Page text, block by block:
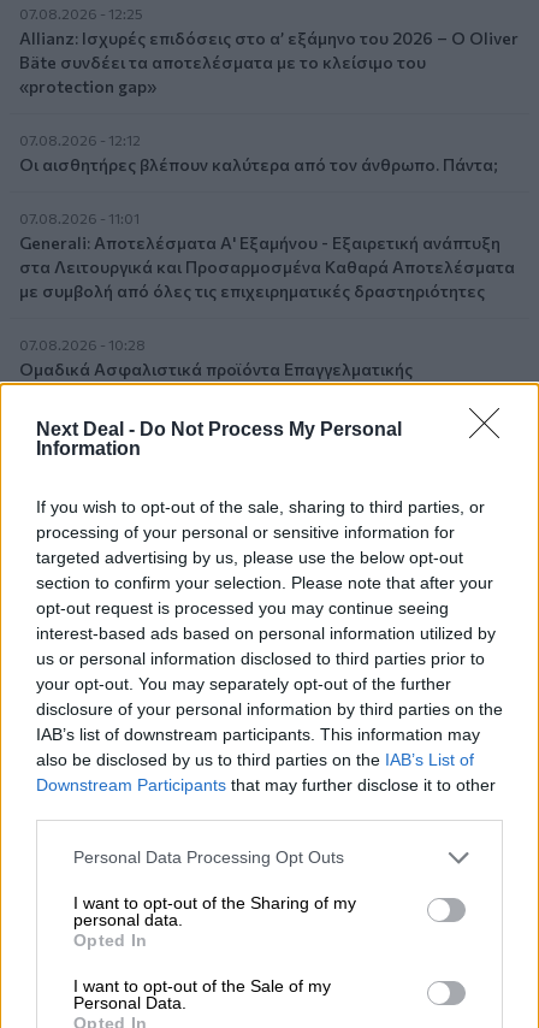
Next Deal - Do Not Process My Personal
Information
If you wish to opt-out of the sale, sharing to third parties, or
processing of your personal or sensitive information for
targeted advertising by us, please use the below opt-out
section to confirm your selection. Please note that after your
opt-out request is processed you may continue seeing
interest-based ads based on personal information utilized by
us or personal information disclosed to third parties prior to
your opt-out. You may separately opt-out of the further
disclosure of your personal information by third parties on the
IAB’s list of downstream participants. This information may
also be disclosed by us to third parties on the IAB’s List of
Downstream Participants that may further disclose it to other
Personal Data Processing Opt Outs
I want to opt-out of the Sharing of my
personal data.
Opted In
I want to opt-out of the Sale of my
Personal Data.
Opted In
07.08.2026 - 12:25
Allianz: Ισχυρές επιδόσεις στο α’ εξάμηνο του 2026 – Ο Oliver
Bäte συνδέει τα αποτελέσματα με το κλείσιμο του
«protection gap»
07.08.2026 - 12:12
Οι αισθητήρες βλέπουν καλύτερα από τον άνθρωπο. Πάντα;
07.08.2026 - 11:01
Generali: Αποτελέσματα Α' Εξαμήνου - Εξαιρετική ανάπτυξη
στα Λειτουργικά και Προσαρμοσμένα Καθαρά Αποτελέσματα
με συμβολή από όλες τις επιχειρηματικές δραστηριότητες
07.08.2026 - 10:28
Ομαδικά Ασφαλιστικά προϊόντα Επαγγελματικής
ασφαλιστές
Υψηλοί ρυθμοί ανάπτυξης και νέα ρεκόρ επιδόσεων
07.08.2026 - 08:45
Στόχος για νέα δάνεια 15 δισ. το 2026, η «ακτινογραφία» της
κερδοφορίας των τραπεζών, η δυναμική επιστροφή της
Metlen, μεγαλώνει ταχύτατα η CrediaBank
06.08.2026 - 22:39
10.000 φορές η διεθνής επιστημονική κοινότητα παρέπεμψε
στο έργο του – Ποιος είναι ο Έλληνας χειρουργός Χρήστος
Κοντοβουνήσιος
06.08.2026 - 14:55
Μιχάλης Τάτσης, Insurance & Healthcare Analyst, διευθυντής
06.08.2026 - 13:30
Όταν η επόμενη μέρα είναι στάχτη, τι θα πει ο Ασφαλιστικός
Διαμεσολαβητής στον πελάτη κλάδου υγείας;